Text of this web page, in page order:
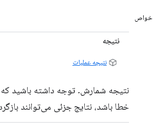
خواص
نتیجه
نتیجه عملیات
نتیجه شمارش. توجه داشته باشید که
خطا باشد، نتایج جزئی می‌توانند